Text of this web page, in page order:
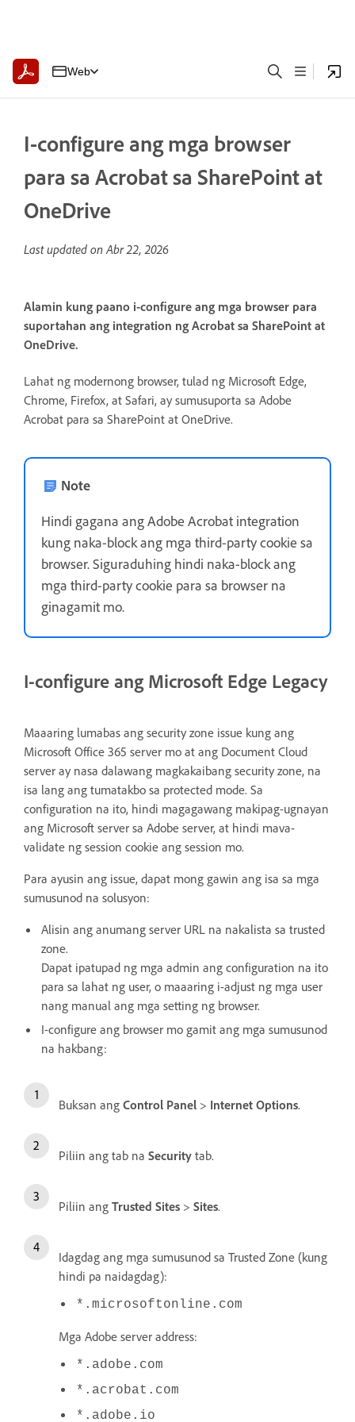
Web
I-configure ang mga browser
para sa Acrobat sa SharePoint at
OneDrive
Last updated onAbr 22, 2026
Alamin kung paano i-configure ang mga browser para
suportahan ang integration ng Acrobat sa SharePoint at
OneDrive.
Lahat ng modernong browser, tulad ng Microsoft Edge,
Chrome, Firefox, at Safari, ay sumusuporta sa Adobe
Acrobat para sa SharePoint at OneDrive.
Note
Hindi gagana ang Adobe Acrobat integration
kung naka-block ang mga third-party cookie sa
browser. Siguraduhing hindi naka-block ang
mga third-party cookie para sa browser na
ginagamit mo.
I-configure ang Microsoft Edge Legacy
Maaaring lumabas ang security zone issue kung ang
Microsoft Office 365 server mo at ang Document Cloud
server ay nasa dalawang magkakaibang security zone, na
isa lang ang tumatakbo sa protected mode. Sa
configuration na ito, hindi magagawang makipag-ugnayan
ang Microsoft server sa Adobe server, at hindi mava-
validate ng session cookie ang session mo.
Para ayusin ang issue, dapat mong gawin ang isa sa mga
sumusunod na solusyon:
Alisin ang anumang server URL na nakalista sa trusted
zone.
Dapat ipatupad ng mga admin ang configuration na ito
para sa lahat ng user, o maaaring i-adjust ng mga user
nang manual ang mga setting ng browser.
I-configure ang browser mo gamit ang mga sumusunod
na hakbang:
Buksan ang Control Panel > Internet Options.
Piliin ang tab na Security tab.
Piliin ang Trusted Sites > Sites.
Idagdag ang mga sumusunod sa Trusted Zone (kung
hindi pa naidagdag):
*.microsoftonline.com
Mga Adobe server address:
*.adobe.com
*.acrobat.com
*.adobe.io